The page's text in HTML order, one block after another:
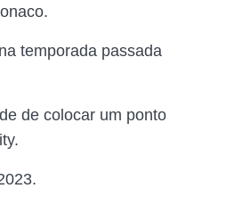
temporada passada
de colocar um ponto